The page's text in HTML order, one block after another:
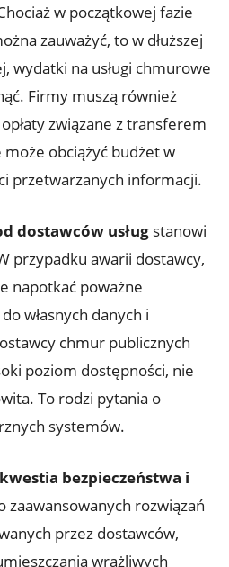
​w początkowej ​fazie
​zauważyć, to w dłuższej
wydatki na ⁣usługi chmurowe
Firmy muszą również‍
związane z ​transferem
może ‌obciążyć budżet w
przetwarzanych ‌informacji.
dostawców usług stanowi
przypadku awarii dostawcy,⁤
napotkać ‍poważne
własnych danych i
chmur publicznych
poziom dostępności, nie
To rodzi⁢ pytania o
systemów.
kwestia bezpieczeństwa i
zaawansowanych rozwiązań‍
przez dostawców,
wrażliwych